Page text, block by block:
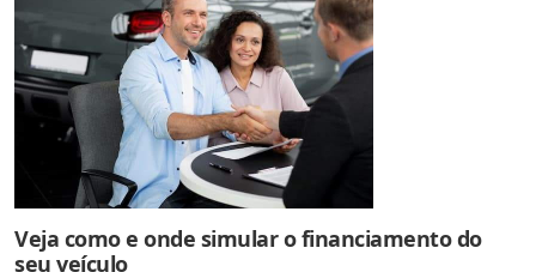
Veja como e onde simular o financiamento do
seu veículo